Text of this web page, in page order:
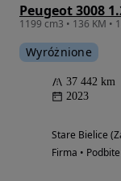
Wyróżnione
37 442 km
2023
Stare Bielice
Firma • Podbite